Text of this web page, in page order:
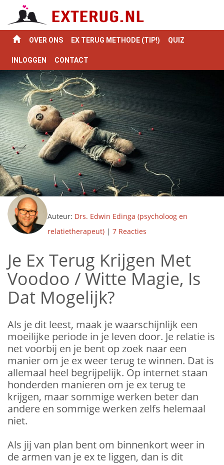
OVER ONS EX TERUG METHODE (TIP!) QUIZ
INLOGGEN CONTACT
Auteur: Drs. Edwin Edinga (psycholoog en
relatietherapeut) | 7 Reacties
Je Ex Terug Krijgen Met
Voodoo / Witte Magie, Is
Dat Mogelijk?
Als je dit leest, maak je waarschijnlijk een
moeilijke periode in je leven door. Je relatie is
net voorbij en je bent op zoek naar een
manier om je ex weer terug te winnen. Dat is
allemaal heel begrijpelijk. Op internet staan
honderden manieren om je ex terug te
krijgen, maar sommige werken beter dan
andere en sommige werken zelfs helemaal
niet.
Als jij van plan bent om binnenkort weer in
de armen van je ex te liggen, dan is dit